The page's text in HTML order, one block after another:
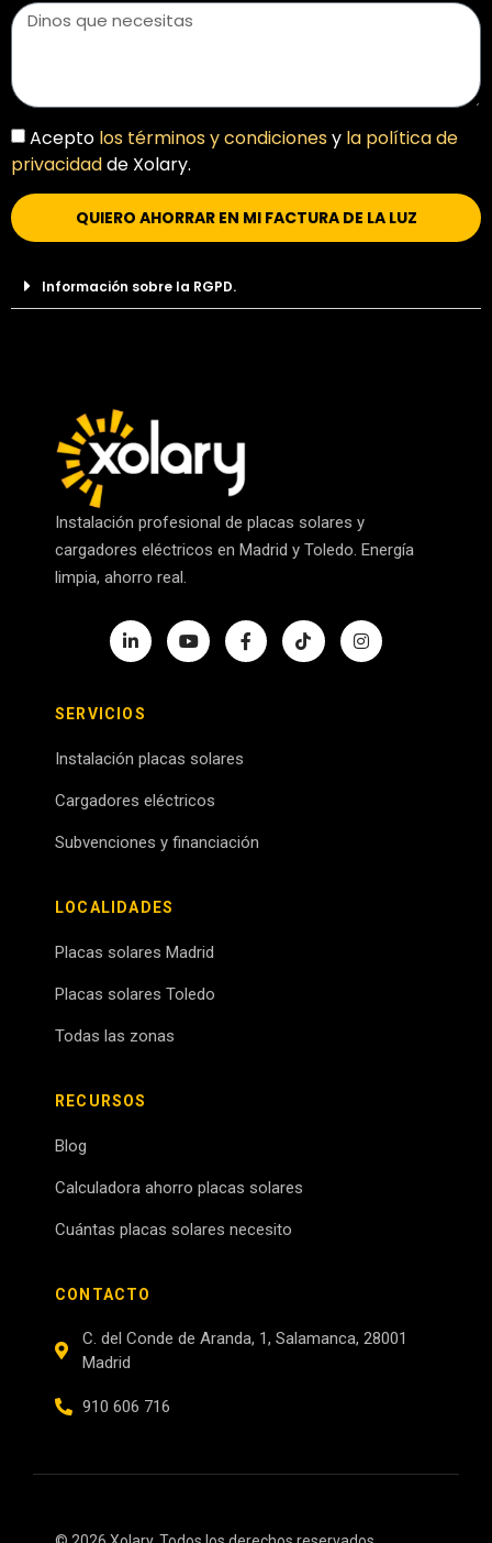
Acepto los términos y condicionesy la política de
privacidadde Xolary.
QUIERO AHORRAR EN MI FACTURA DE LA LUZ
Información sobre la RGPD.
Instalación profesional de placas solares y
cargadores eléctricos en Madrid y Toledo. Energía
limpia, ahorro real.
SERVICIOS
Instalación placas solares
Cargadores eléctricos
Subvenciones y financiación
LOCALIDADES
Placas solares Madrid
Placas solares Toledo
Todas las zonas
RECURSOS
Blog
Calculadora ahorro placas solares
Cuántas placas solares necesito
CONTACTO
C. del Conde de Aranda, 1, Salamanca, 28001
Madrid
910 606 716